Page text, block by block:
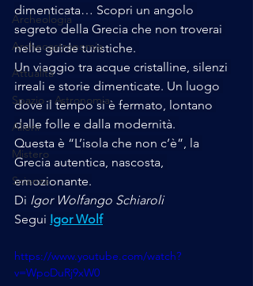
Archeologia
Archeoastronomia
Attualità
Spazio - Astronomia
Alieni
Mistero
Scienza
dimenticata… Scopri un angolo
segreto della Grecia che non troverai
nelle guide turistiche.
Un viaggio tra acque cristalline, silenzi
irreali e storie dimenticate. Un luogo
dove il tempo si è fermato, lontano
dalle folle e dalla modernità.
Questa è “L’isola che non c’è”, la
Grecia autentica, nascosta,
emozionante.
Di Igor Wolfango Schiaroli
Segui Igor Wolf
https://www.youtube.com/watch?
v=WpoDuRj9xW0